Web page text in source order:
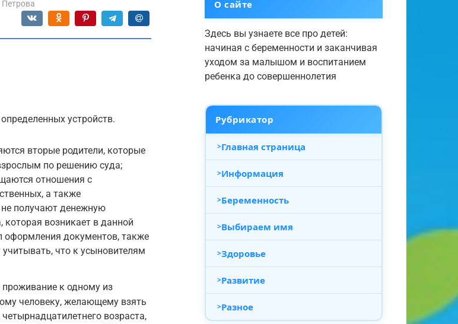
Петрова
устройств.
вторые родители, которые
по решению суда;
отношения с
а также
получают денежную
возникает в данной
оформления документов, также
что к усыновителям
проживание к одному из
человеку, желающему взять
возраста,
О сайте
Здесь вы узнаете все про детей:
начиная с беременности и заканчивая
уходом за малышом и воспитанием
ребенка до совершеннолетия
Рубрикатор
Главная страница
Информация
Беременность
Выбираем имя
Здоровье
Развитие
Разное